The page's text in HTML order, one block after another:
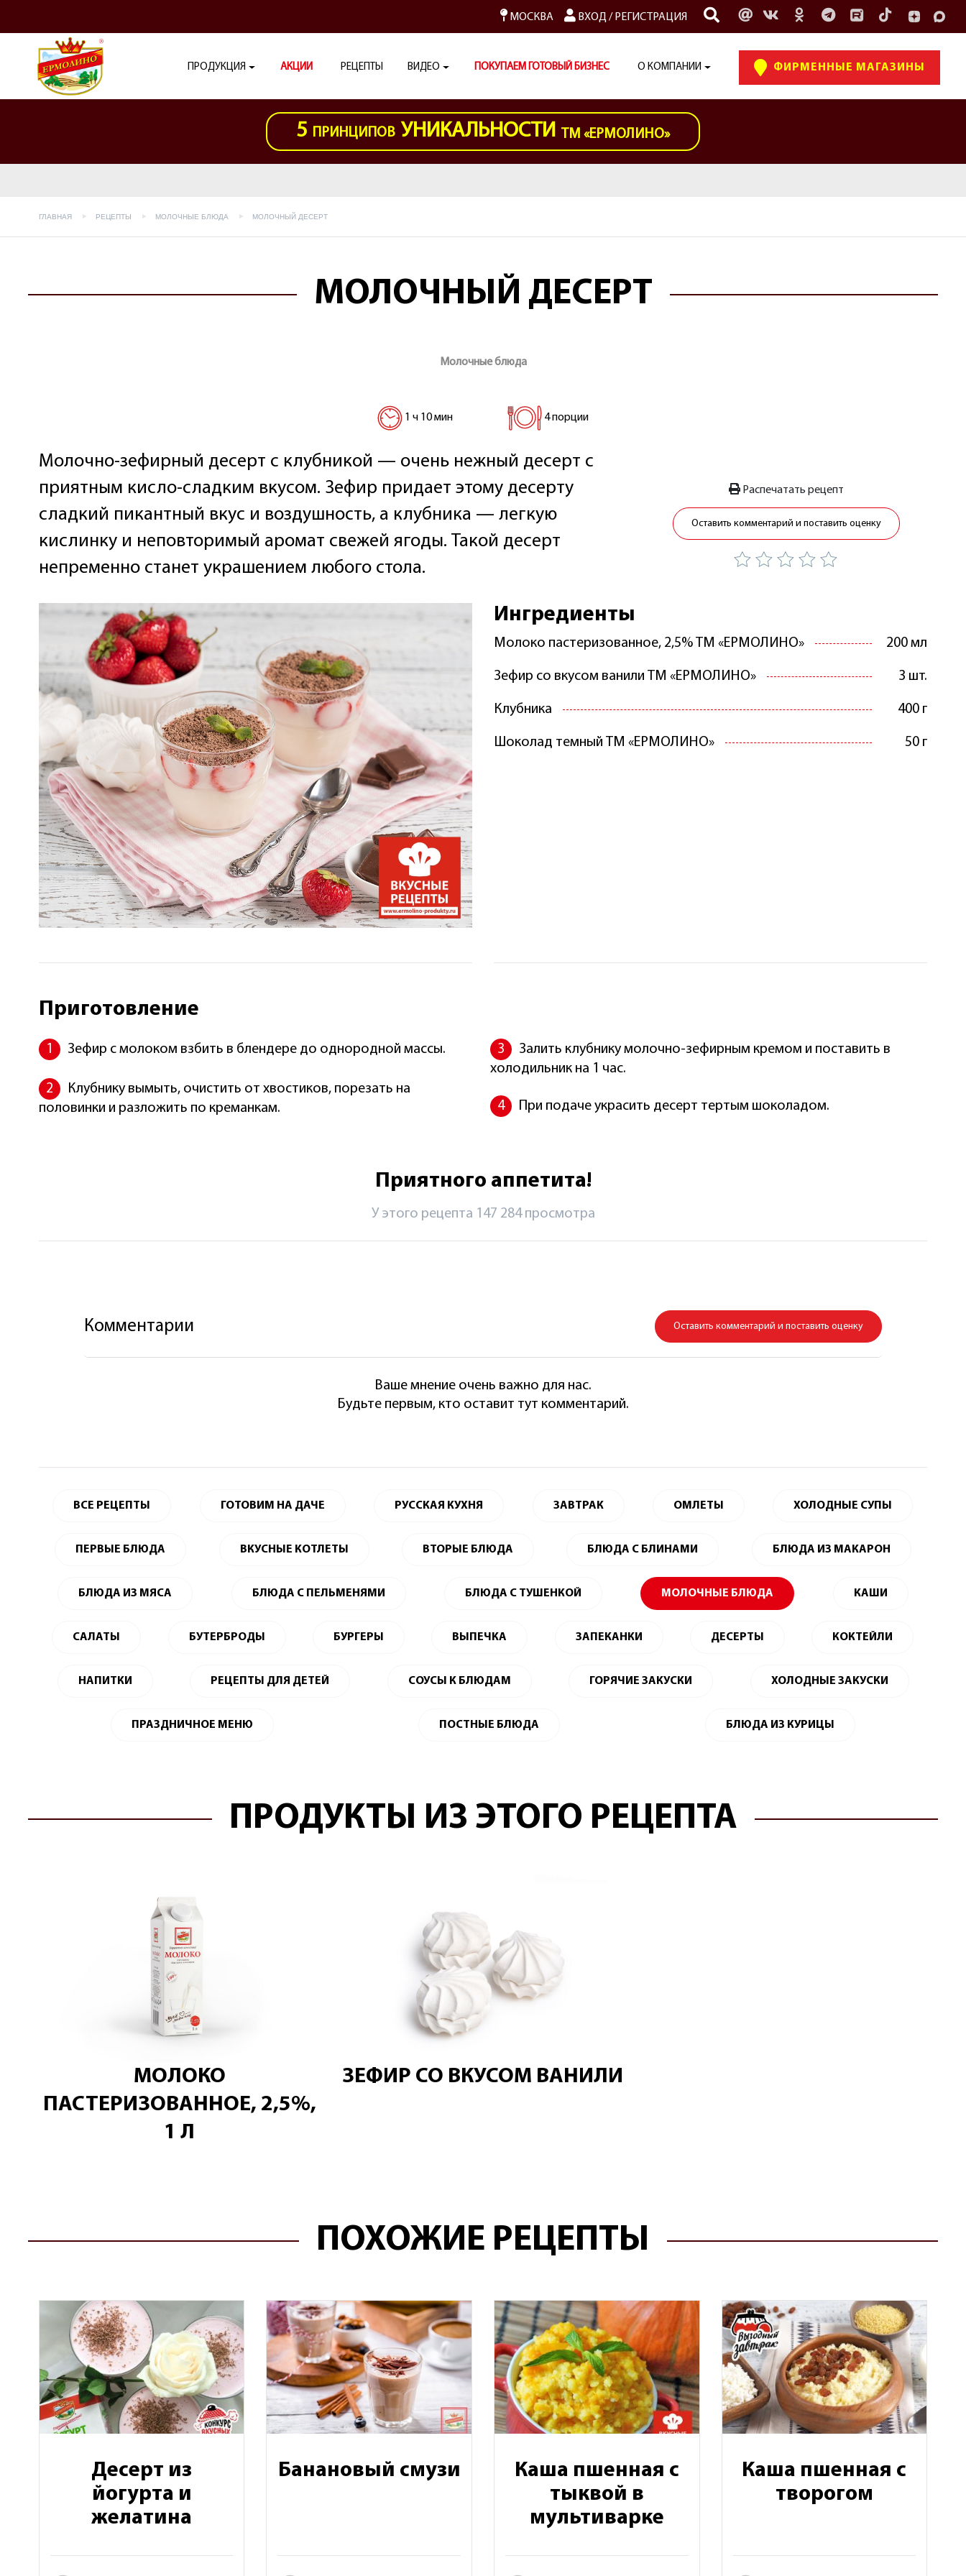
МОСКВА ВХОД/ РЕГИСТРАЦИЯ
ПРОДУКЦИЯ АКЦИИ РЕЦЕПТЫ ВИДЕО ПОКУПАЕМ ГОТОВЫЙ БИЗНЕС О КОМПАНИИ ФИРМЕННЫЕ МАГАЗИНЫ
5 ПРИНЦИПОВ УНИКАЛЬНОСТИ ТМ «ЕРМОЛИНО»
ГЛАВНАЯ РЕЦЕПТЫ МОЛОЧНЫЕ БЛЮДА МОЛОЧНЫЙ ДЕСЕРТ
МОЛОЧНЫЙ ДЕСЕРТ
Молочные блюда
1 ч 10 мин 4 порции
Молочно-зефирный десерт с клубникой — очень нежный десерт с
приятным кисло-сладким вкусом. Зефир придает этому десерту
сладкий пикантный вкус и воздушность, а клубника — легкую
кислинку и неповторимый аромат свежей ягоды. Такой десерт
непременно станет украшением любого стола.
Распечатать рецепт
Оставить комментарий и поставить оценку
Ингредиенты
Молоко пастеризованное, 2,5% ТМ «ЕРМОЛИНО» 200 мл
Зефир со вкусом ванили ТМ «ЕРМОЛИНО» 3 шт.
Клубника 400 г
Шоколад темный ТМ «ЕРМОЛИНО» 50 г
Приготовление
Зефир с молоком взбить в блендере до однородной массы.
Клубнику вымыть, очистить от хвостиков, порезать на
половинки и разложить по креманкам.
Залить клубнику молочно-зефирным кремом и поставить в
холодильник на 1 час.
При подаче украсить десерт тертым шоколадом.
Приятного аппетита!
У этого рецепта 147 284 просмотрa
Комментарии Оставить комментарий и поставить оценку
Ваше мнение очень важно для нас.
Будьте первым, кто оставит тут комментарий.
ВСЕ РЕЦЕПТЫ ГОТОВИМ НА ДАЧЕ РУССКАЯ КУХНЯ ЗАВТРАК ОМЛЕТЫ ХОЛОДНЫЕ СУПЫ
ПЕРВЫЕ БЛЮДА ВКУСНЫЕ КОТЛЕТЫ ВТОРЫЕ БЛЮДА БЛЮДА С БЛИНАМИ БЛЮДА ИЗ МАКАРОН
БЛЮДА ИЗ МЯСА БЛЮДА С ПЕЛЬМЕНЯМИ БЛЮДА С ТУШЕНКОЙ МОЛОЧНЫЕ БЛЮДА КАШИ
САЛАТЫ БУТЕРБРОДЫ БУРГЕРЫ ВЫПЕЧКА ЗАПЕКАНКИ ДЕСЕРТЫ КОКТЕЙЛИ
НАПИТКИ РЕЦЕПТЫ ДЛЯ ДЕТЕЙ СОУСЫ К БЛЮДАМ ГОРЯЧИЕ ЗАКУСКИ ХОЛОДНЫЕ ЗАКУСКИ
ПРАЗДНИЧНОЕ МЕНЮ ПОСТНЫЕ БЛЮДА БЛЮДА ИЗ КУРИЦЫ
ПРОДУКТЫ ИЗ ЭТОГО РЕЦЕПТА
МОЛОКО
ПАСТЕРИЗОВАННОЕ, 2,5%,
1 Л
ЗЕФИР СО ВКУСОМ ВАНИЛИ
ПОХОЖИЕ РЕЦЕПТЫ
Десерт из
йогурта и
желатина
Банановый смузи
Каша пшенная с
тыквой в
мультиварке
Каша пшенная с
творогом